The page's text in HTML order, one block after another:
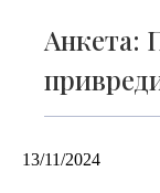
Анкета:
13/11/2024